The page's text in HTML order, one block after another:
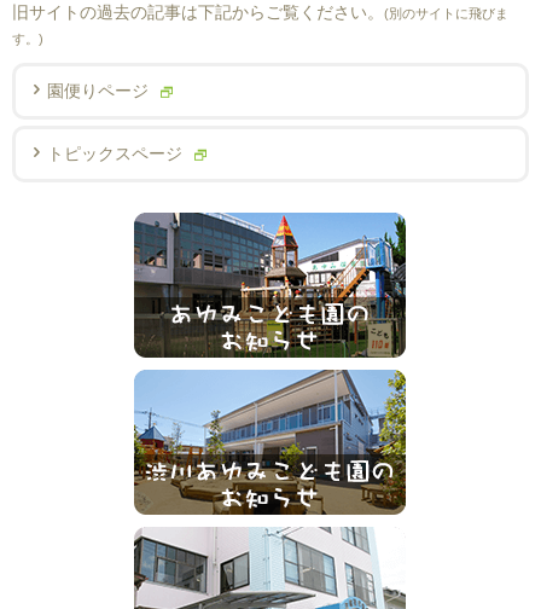
旧サイトの過去の記事は下記からご覧ください。
(別のサイトに飛びま
す。)
園便りページ
トピックスページ